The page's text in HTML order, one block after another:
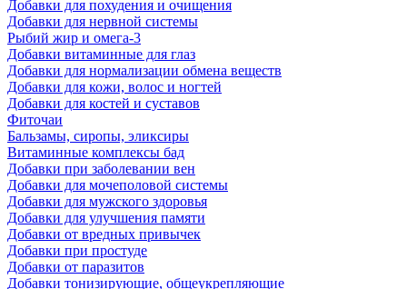
Добавки для похудения и очищения
Добавки для нервной системы
Рыбий жир и омега-3
Добавки витаминные для глаз
Добавки для нормализации обмена веществ
Добавки для кожи, волос и ногтей
Добавки для костей и суставов
Фиточаи
Бальзамы, сиропы, эликсиры
Витаминные комплексы бад
Добавки при заболевании вен
Добавки для мочеполовой системы
Добавки для мужского здоровья
Добавки для улучшения памяти
Добавки от вредных привычек
Добавки при простуде
Добавки от паразитов
Добавки тонизирующие, общеукрепляющие